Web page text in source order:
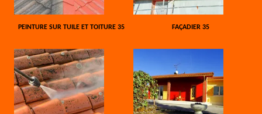
PEINTURE SUR TUILE ET TOITURE 35 FAÇADIER 35